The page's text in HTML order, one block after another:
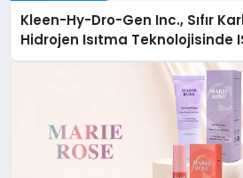
Kleen-Hy-Dro-Gen Inc., Sıfır
Hidrojen Isıtma Teknolojisinde
Düzenleyici Onaylarını Aldı